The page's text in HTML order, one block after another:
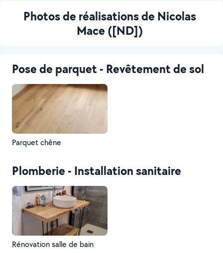
Photos de réalisations de Nicolas
Mace ([ND])
Pose de parquet - Revêtement de sol
Parquet chêne
Plomberie - Installation sanitaire
Rénovation salle de bain